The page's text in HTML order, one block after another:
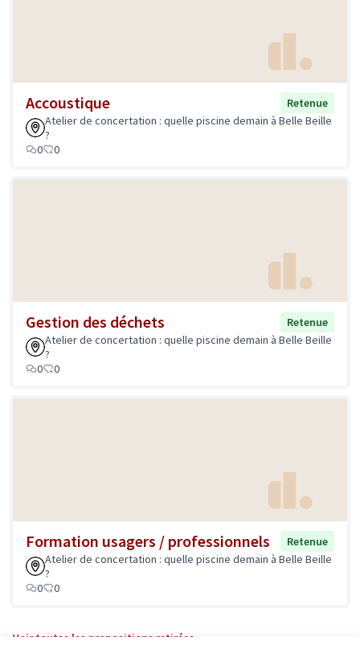
Accoustique
Retenue
Atelier de concertation : quelle piscine demain à Belle Beille
?
0
0
Gestion des déchets
Retenue
Atelier de concertation : quelle piscine demain à Belle Beille
?
0
0
Formation usagers / professionnels
Retenue
Atelier de concertation : quelle piscine demain à Belle Beille
?
0
0
Voir toutes les propositions retirées